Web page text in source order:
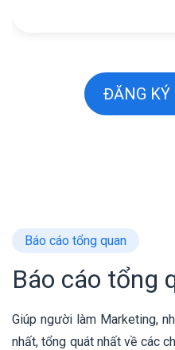
ĐĂNG KÝ
Báo cáo tổng quan
Báo cáo tổng
Giúp người làm Marketing,
nhất, tổng quát nhất về các